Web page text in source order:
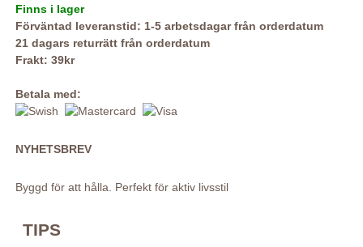
Finns i lager
Förväntad leveranstid: 1-5 arbetsdagar från orderdatum
21 dagars returrätt från orderdatum
Frakt: 39kr
Betala med:
NYHETSBREV
Byggd för att hålla. Perfekt för aktiv livsstil
TIPS